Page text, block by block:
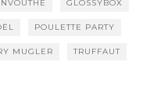
GLOSSYBOX
POULETTE PARTY
MUGLER TRUFFAUT